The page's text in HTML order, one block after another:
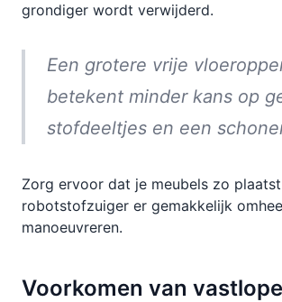
grondiger wordt verwijderd.
Een grotere vrije
betekent minder kans op
stofdeeltjes en een
Zorg ervoor dat je meubels zo
robotstofzuiger er gemakkelijk
manoeuvreren.
Voorkomen van